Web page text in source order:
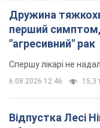
Дружина
перший симптом,
"агресивний" рак
Спершу лікарі не
6.08.2026 12:46 15,3
Відпустка Лесі